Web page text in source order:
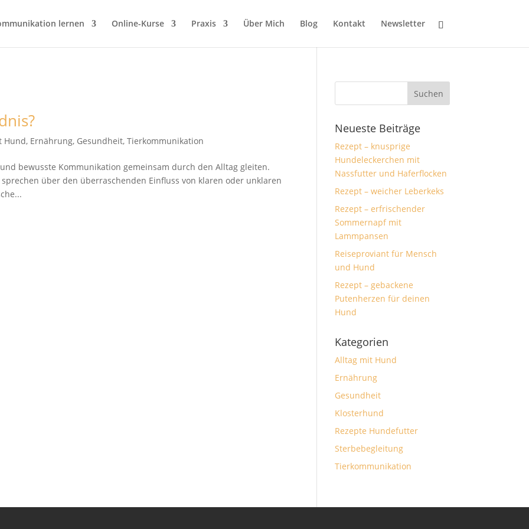
lernen Online-Kurse Praxis Über Mich Blog Kontakt Newsletter
Hund, Ernährung, Gesundheit,Tierkommunikation
bewusste Kommunikation gemeinsam durch den Alltag gleiten.
über den überraschenden Einfluss von klaren oder unklaren
Neueste Beiträge
Rezept – knusprige
Hundeleckerchen mit
Nassfutter und Haferflocken
Rezept – weicher Leberkeks
Rezept – erfrischender
Sommernapf mit
Lammpansen
Reiseproviant für Mensch
und Hund
Rezept – gebackene
Putenherzen für deinen
Hund
Kategorien
Alltag mit Hund
Ernährung
Gesundheit
Klosterhund
Rezepte Hundefutter
Sterbebegleitung
Tierkommunikation